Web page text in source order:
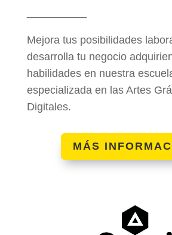
Mejora tus posibilidades
desarrolla tu negocio
habilidades en nuestra
especializada en las Artes
Digitales.
MÁS